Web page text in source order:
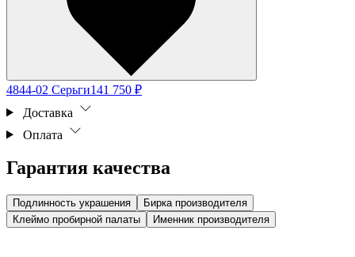
4844-02 Серьги141 750 ₽
Доставка
Оплата
Гарантия качества
Подлинность украшения
Бирка производителя
Клеймо пробирной палаты
Именник производителя